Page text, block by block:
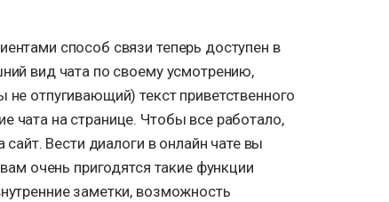
способ связи теперь доступен в
вид чата по своему усмотрению,
отпугивающий) текст приветственного
чата на странице. Чтобы все работало,
Вести диалоги в онлайн чате вы
очень пригодятся такие функции
заметки, возможность